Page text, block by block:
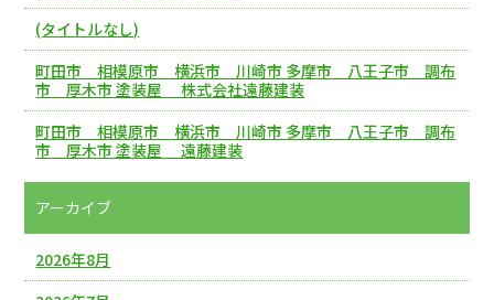
(タイトルなし)
町田市 相模原市 横浜市 川崎市 多摩市 八王子市 調布
市 厚木市 塗装屋 株式会社遠藤建装
町田市 相模原市 横浜市 川崎市 多摩市 八王子市 調布
市 厚木市 塗装屋 遠藤建装
アーカイブ
2026年8月